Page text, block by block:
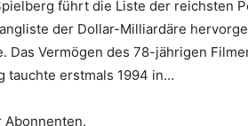
führt die Liste der reichsten
der Dollar-Milliardäre
Das Vermögen des 78-jährigen
tauchte erstmals 1994 in…
Abonnenten.